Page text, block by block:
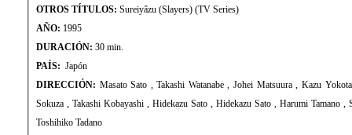
OTROS TÍTULOS: Sureiyâzu (Slayers) (TV Series)
AÑO: 1995
DURACIÓN: 30 min.
PAÍS: Japón
DIRECCIÓN: Masato Sato , Takashi Watanabe , Johei Matsuura , Kazu Yokota , Yoshiaki Iwasaki , Makoto
Sokuza , Takashi Kobayashi , Hidekazu Sato , Hidekazu Sato , Harumi Tamano , Susumu Ishizaki , Eiichi Sato ,
Toshihiko Tadano